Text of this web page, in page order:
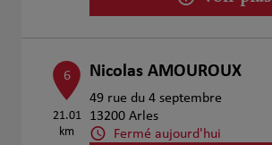
6
21.01
km
Nicolas AMOUROUX
49 rue du 4 septembre
13200 Arles
Fermé aujourd'hui